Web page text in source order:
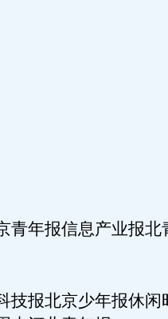
年报信息产业报北
报北京少年报休闲